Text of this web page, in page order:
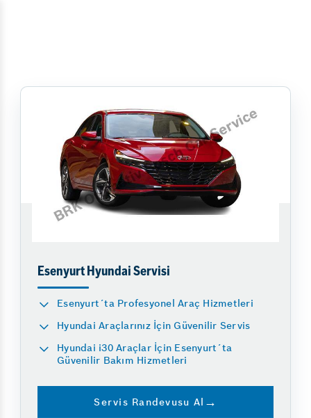
Esenyurt Hyundai Servisi
Esenyurt´ta Profesyonel Araç Hizmetleri
Hyundai Araçlarınız İçin Güvenilir Servis
Hyundai i30 Araçlar İçin Esenyurt´ta
Güvenilir Bakım Hizmetleri
Servis Randevusu Al